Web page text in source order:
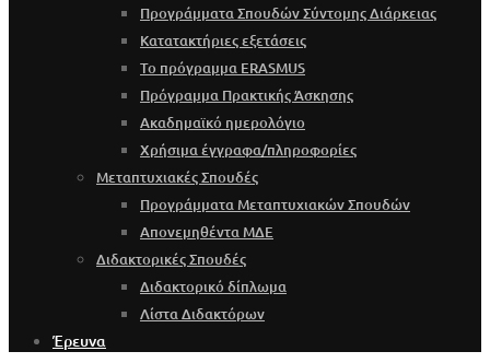
Προγράμματα Σπουδών Σύντομης Διάρκειας
Κατατακτήριες εξετάσεις
Το πρόγραμμα ERASMUS
Πρόγραμμα Πρακτικής Άσκησης
Ακαδημαϊκό ημερολόγιο
Χρήσιμα έγγραφα/πληροφορίες
Μεταπτυχιακές Σπουδές
Προγράμματα Μεταπτυχιακών Σπουδών
Απονεμηθέντα ΜΔΕ
Διδακτορικές Σπουδές
Διδακτορικό δίπλωμα
Λίστα Διδακτόρων
Έρευνα